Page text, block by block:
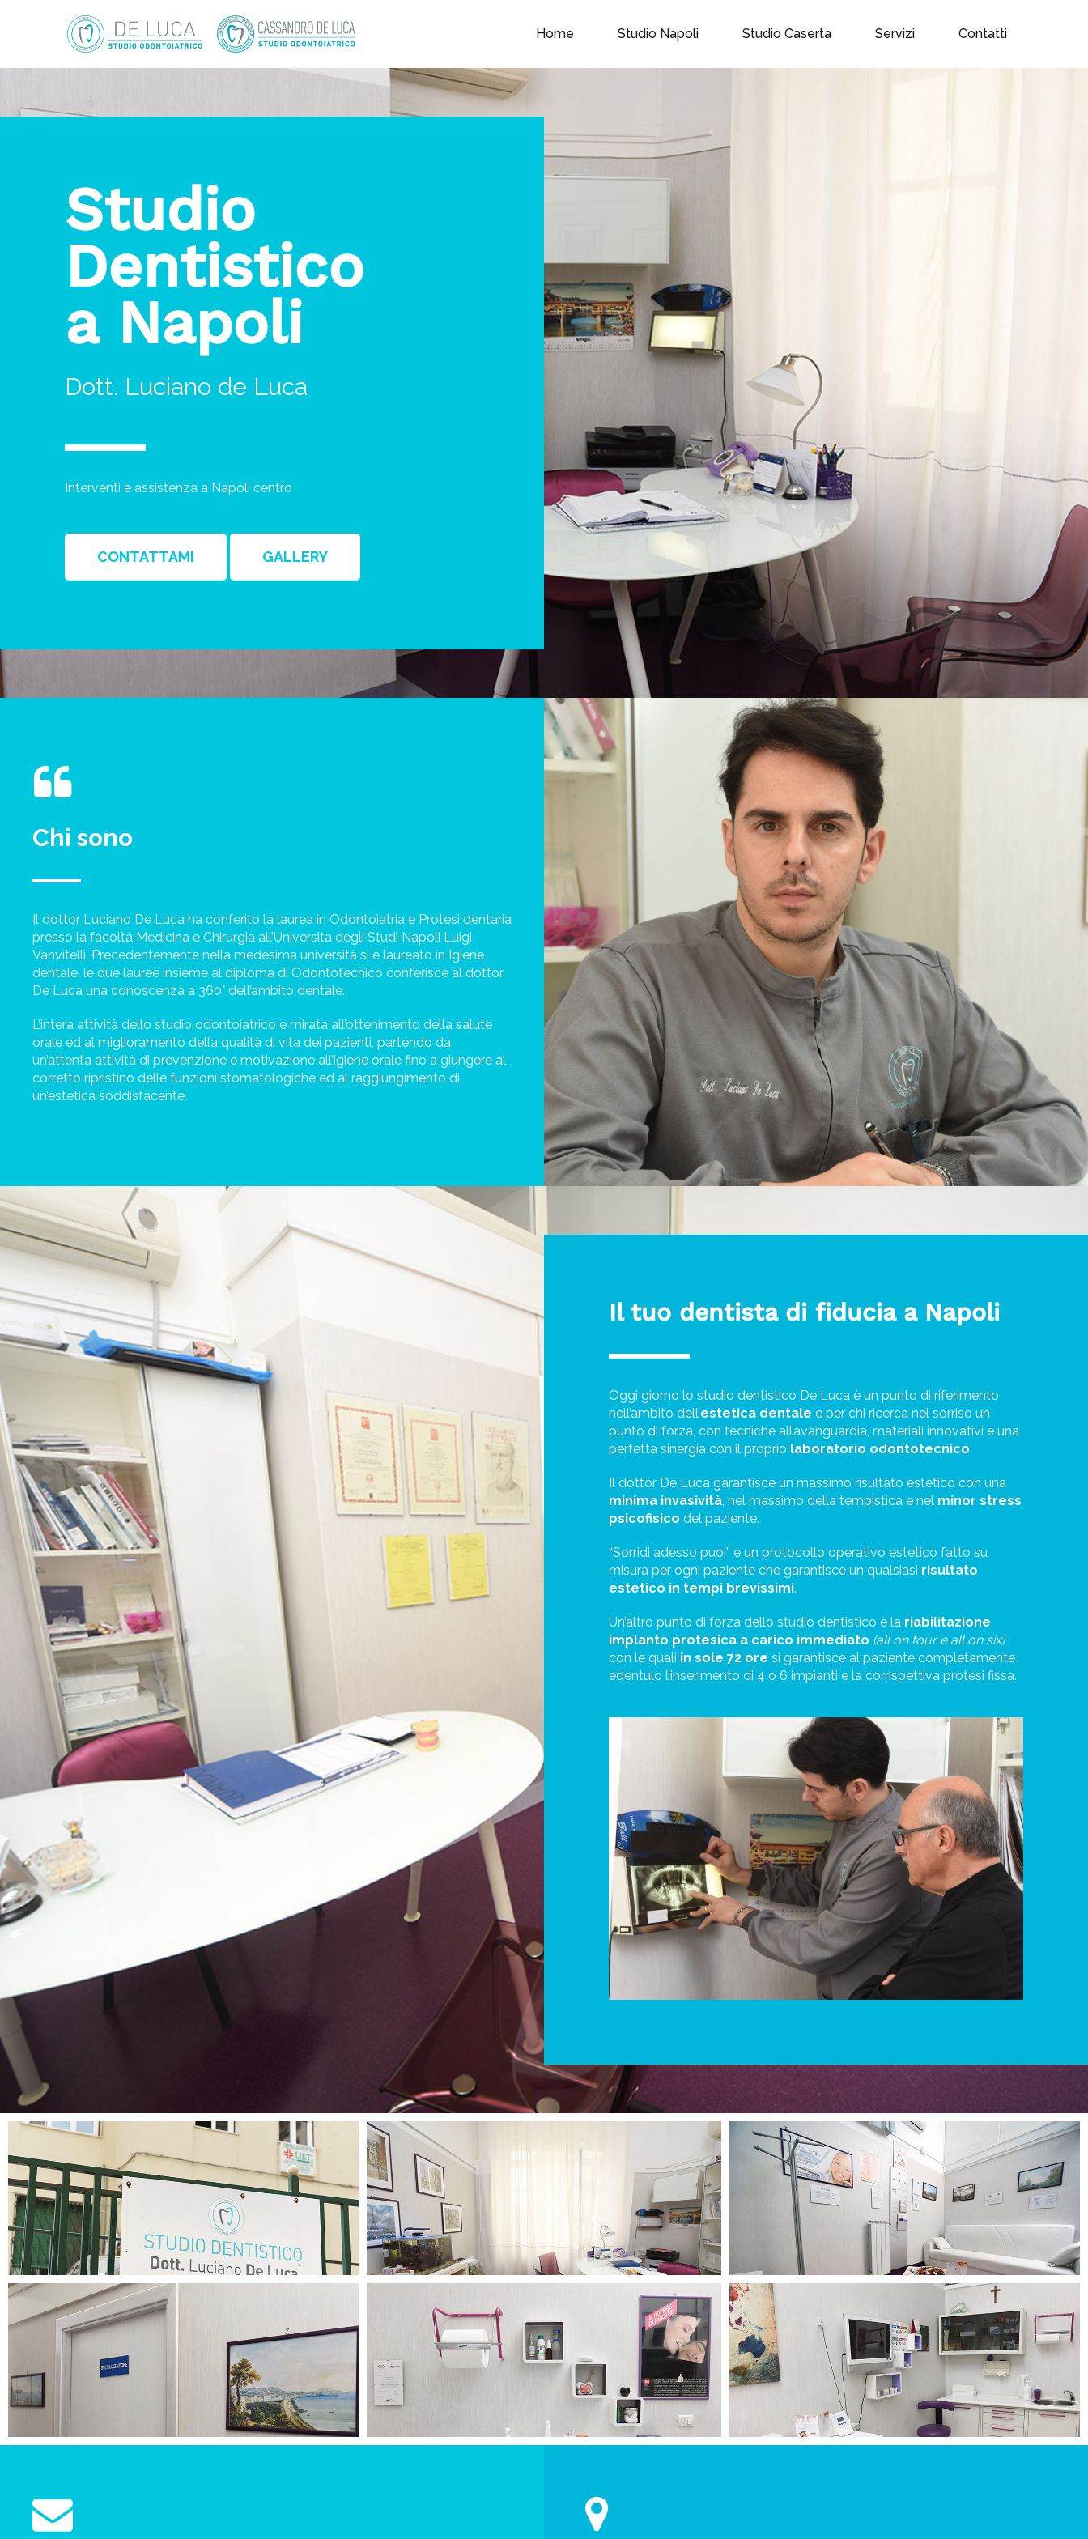
Home Studio Napoli Studio Caserta Servizi Contatti
Studio
Dentistico
a Napoli
Dott. Luciano de Luca
Interventi e assistenza a Napoli centro
CONTATTAMI GALLERY
Chi sono
Il dottor Luciano De Luca ha conferito la laurea in Odontoiatria e Protesi dentaria
presso la facoltà Medicina e Chirurgia all’Universita degli Studi Napoli Luigi
Vanvitelli, Precedentemente nella medesima università si è laureato in Igiene
dentale, le due lauree insieme al diploma di Odontotecnico conferisce al dottor
De Luca una conoscenza a 360° dell’ambito dentale.
L’intera attività dello studio odontoiatrico è mirata all’ottenimento della salute
orale ed al miglioramento della qualità di vita dei pazienti, partendo da
un’attenta attività di prevenzione e motivazione all’igiene orale fino a giungere al
corretto ripristino delle funzioni stomatologiche ed al raggiungimento di
un’estetica soddisfacente.
Il tuo dentista di fiducia a Napoli
Oggi giorno lo studio dentistico De Luca è un punto di riferimento
nell’ambito dell’estetica dentale e per chi ricerca nel sorriso un
punto di forza, con tecniche all’avanguardia, materiali innovativi e una
perfetta sinergia con il proprio laboratorio odontotecnico.
Il dottor De Luca garantisce un massimo risultato estetico con una
minima invasività, nel massimo della tempistica e nel minor stress
psicofisico del paziente.
“Sorridi adesso puoi” è un protocollo operativo estetico fatto su
misura per ogni paziente che garantisce un qualsiasi risultato
estetico in tempi brevissimi.
Un’altro punto di forza dello studio dentistico è la riabilitazione
implanto protesica a carico immediato (all on four e all on six)
con le quali in sole 72 ore si garantisce al paziente completamente
edentulo l’inserimento di 4 o 6 impianti e la corrispettiva protesi fissa.